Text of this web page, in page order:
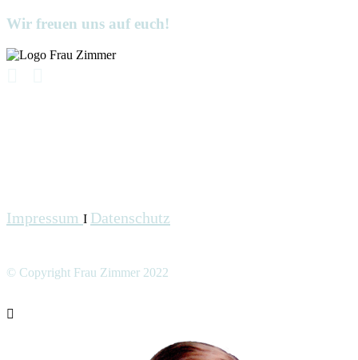
Wir freuen uns auf euch!
Impressum I Datenschutz
© Copyright Frau Zimmer 2022